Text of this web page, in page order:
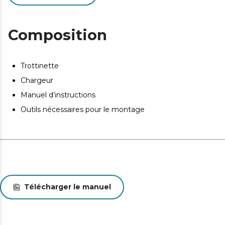
Composition
Trottinette
Chargeur
Manuel d’instructions
Outils nécessaires pour le montage
Télécharger le manuel